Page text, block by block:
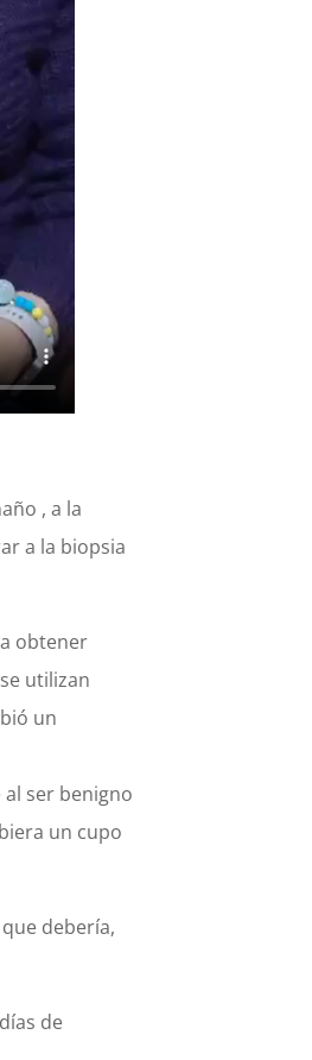
, a la
a la biopsia
obtener
utilizan
un
ser benigno
un cupo
debería,
de